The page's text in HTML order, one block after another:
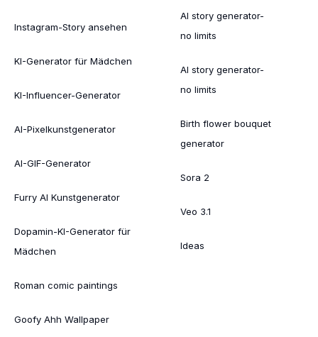
Instagram-Story ansehen
KI-Generator für Mädchen
KI-Influencer-Generator
AI-Pixelkunstgenerator
AI-GIF-Generator
Furry AI Kunstgenerator
Dopamin-KI-Generator für
Mädchen
Roman comic paintings
Goofy Ahh Wallpaper
AI story generator-
no limits
AI story generator-
no limits
Birth flower bouquet
generator
Sora 2
Veo 3.1
Ideas